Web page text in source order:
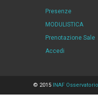
Presenze
MODULISTICA
Prenotazione Sale
Accedi
© 2015 INAF